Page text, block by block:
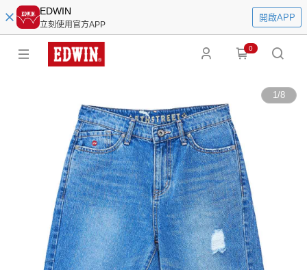
EDWIN
立刻使用官方APP
開啟APP
0
1/8